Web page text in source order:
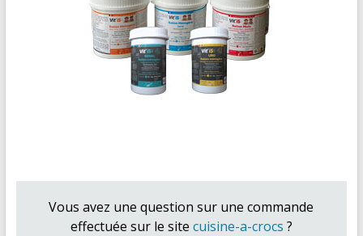
Vous avez une question sur une commande
effectuée sur le site cuisine-a-crocs ?